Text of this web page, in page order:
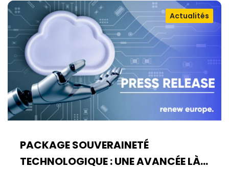
PACKAGE SOUVERAINETÉ
TECHNOLOGIQUE : UNE AVANCÉE LÀ
Actualités